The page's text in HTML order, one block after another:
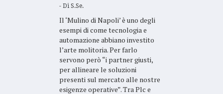
Di S.Se.
Il ‘Mulino di Napoli’ è uno degli
esempi di come tecnologia e
automazione abbiano investito
l’arte molitoria. Per farlo
servono però “i partner giusti,
per allineare le soluzioni
presenti sul mercato alle nostre
esigenze operative”. Tra Plc e